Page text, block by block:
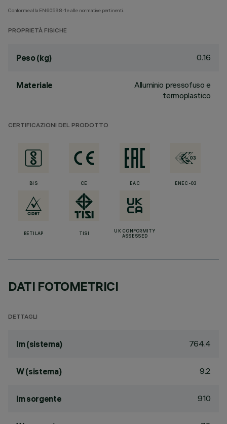
Conforme alla EN60598-1 e alle normative pertinenti.
PROPRIETÀ FISICHE
Peso (kg) 0.16
Materiale
Alluminio pressofuso e
termoplastico
CERTIFICAZIONI DEL PRODOTTO
BIS CE EAC ENEC-03
RETILAP TISI
UK CONFORMITY
ASSESSED
DATI FOTOMETRICI
DETTAGLI
lm (sistema) 764.4
W (sistema) 9.2
lm sorgente 910